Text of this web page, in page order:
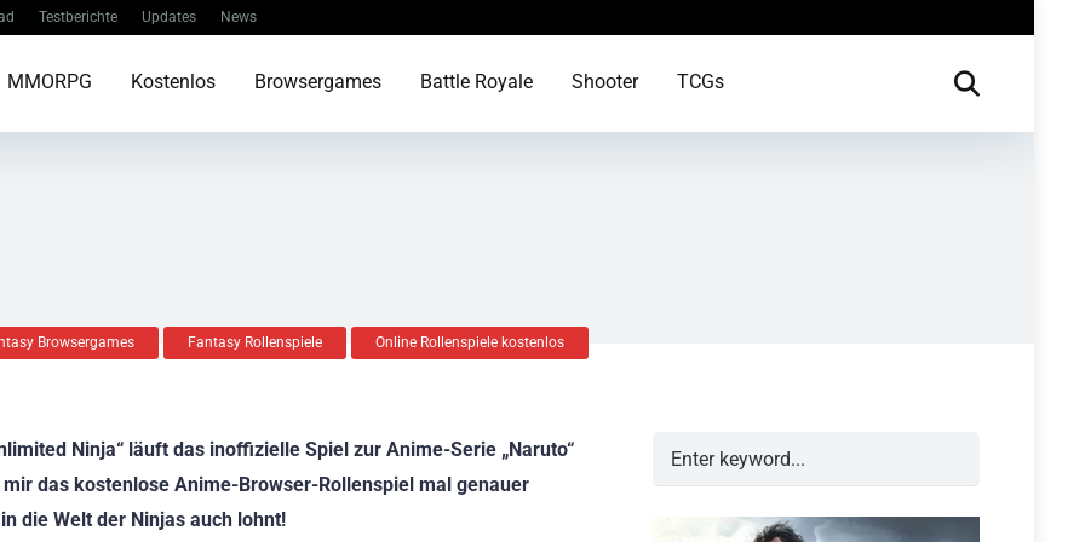
Testberichte Updates News
MMORPG Kostenlos Browsergames Battle Royale Shooter TCGs
Browsergames Fantasy Rollenspiele Online Rollenspiele kostenlos
Ninja“ läuft das inoffizielle Spiel zur Anime-Serie „Naruto“
das kostenlose Anime-Browser-Rollenspiel mal genauer
die Welt der Ninjas auch lohnt!